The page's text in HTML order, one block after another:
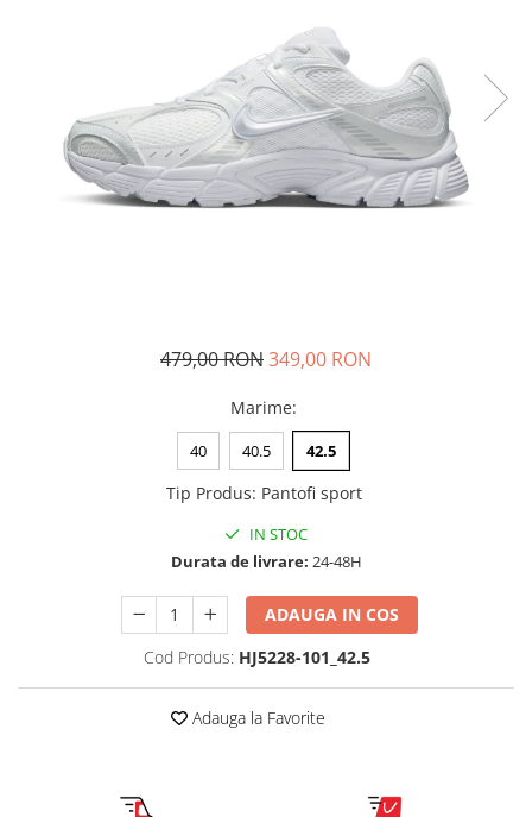
Geci si veste copii
Pantaloni scurti Copii
Accesorii
Ingrijire incaltaminte
479,00 RON349,00 RON
Marime:
40 40.5 42.5
Tip Produs: Pantofi sport
IN STOC
Durata de livrare: 24-48H
ADAUGA IN COS
Cod Produs: HJ5228-101_42.5
Adauga la Favorite